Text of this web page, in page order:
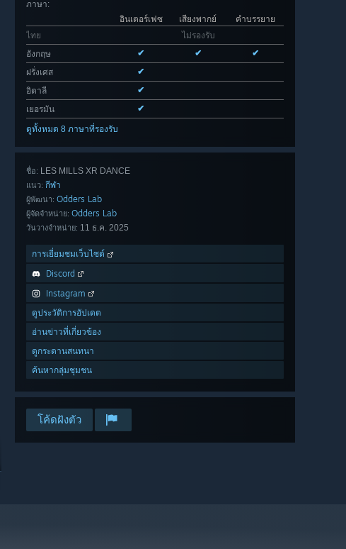
ภาษา:
อินเตอร์เฟซ
เสียงพากย์
คำบรรยาย
ไทย
ไม่รองรับ
อังกฤษ
✔ ✔
✔
ฝรั่งเศส
✔
อิตาลี
✔
เยอรมัน
✔
ดูทั้งหมด 8 ภาษาที่รองรับ
ชื่อ: LES MILLS XR DANCE
แนว: กีฬา
ผู้พัฒนา: Odders Lab
ผู้จัดจำหน่าย: Odders Lab
วันวางจำหน่าย: 11 ธ.ค. 2025
การเยี่ยมชมเว็บไซต์
Discord
Instagram
ดูประวัติการอัปเดต
อ่านข่าวที่เกี่ยวข้อง
ดูกระดานสนทนา
ค้นหากลุ่มชุมชน
โค้ดฝังตัว